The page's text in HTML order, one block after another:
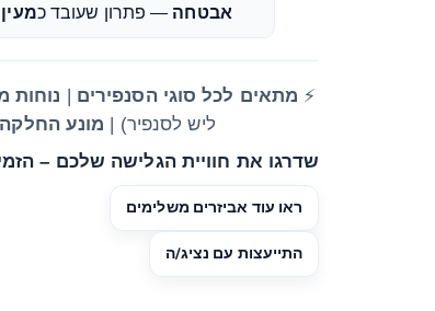
אבטחה — פתרון שעובד כ
⚡ מתאים לכל סוגי הסנפירים | נוחות
ליש לסנפיר) | מונע
שדרגו את חוויית הגלישה שלכם –
ראו עוד אביזרים משלימים
התייעצות עם נציג/ה